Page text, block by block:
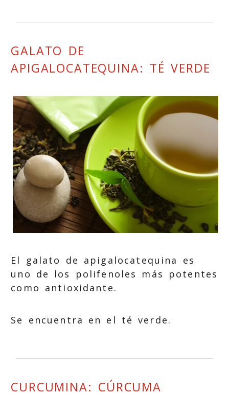
GALATO DE
APIGALOCATEQUINA: TÉ VERDE
El galato de apigalocatequina es
uno de los polifenoles más potentes
como antioxidante.
Se encuentra en el té verde.
CURCUMINA: CÚRCUMA